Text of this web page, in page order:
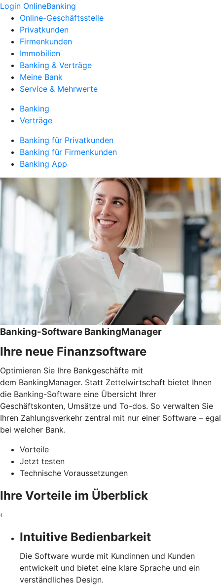
Login OnlineBanking
Online-Geschäftsstelle
Privatkunden
Firmenkunden
Immobilien
Banking & Verträge
Meine Bank
Service & Mehrwerte
Banking
Verträge
Banking für Privatkunden
Banking für Firmenkunden
Banking App
Banking-Software BankingManager
Ihre neue Finanzsoftware
Optimieren Sie Ihre Bankgeschäfte mit
dem BankingManager. Statt Zettelwirtschaft bietet Ihnen
die Banking-Software eine Übersicht Ihrer
Geschäftskonten, Umsätze und To-dos. So verwalten Sie
Ihren Zahlungsverkehr zentral mit nur einer Software – egal
bei welcher Bank.
Vorteile
Jetzt testen
Technische Voraussetzungen
Ihre Vorteile im Überblick
‹
Intuitive Bedienbarkeit
Die Software wurde mit Kundinnen und Kunden
entwickelt und bietet eine klare Sprache und ein
verständliches Design.